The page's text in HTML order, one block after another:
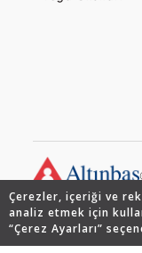
Çerezler, içeriği ve
analiz etmek için
“Çerez Ayarları”